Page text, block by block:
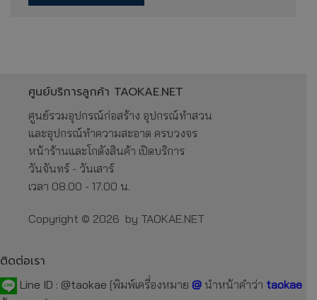
ศูนย์บริการลูกค้า TAOKAE.NET
ศูนย์รวมอุปกรณ์ก่อสร้าง อุปกรณ์ทำสวน
และอุปกรณ์ทำความสะอาด ครบวงจร
หน้าร้านและโกดังสินค้า เปิดบริการ
วันจันทร์ - วันเสาร์
เวลา 08.00 - 17.00 น.
Copyright © 2026 by TAOKAE.NET
ติดต่อเรา
Line ID : @taokae [พิมพ์เครื่องหมาย @ นำหน้าคำว่า taokae